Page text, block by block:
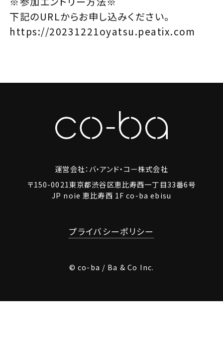
下記のURLからお申し込みください。
https://20231221oyatsu.peatix.com
運営会社：バ・アンド・コー株式会社
〒150-0021東京都渋谷区恵比寿西一丁目33番6号
JP noie 恵比寿西 1F co-ba ebisu
プライバシーポリシー
© co-ba / Ba & Co Inc.